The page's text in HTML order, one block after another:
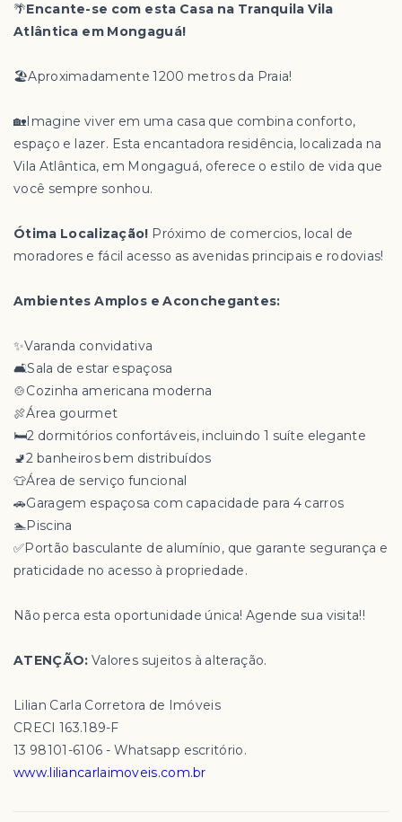
🌴Encante-se com esta Casa na Tranquila Vila
Atlântica em Mongaguá!
🏖️Aproximadamente 1200 metros da Praia!
🏡Imagine viver em uma casa que combina conforto,
espaço e lazer. Esta encantadora residência, localizada na
Vila Atlântica, em Mongaguá, oferece o estilo de vida que
você sempre sonhou.
Ótima Localização! Próximo de comercios, local de
moradores e fácil acesso as avenidas principais e rodovias!
Ambientes Amplos e Aconchegantes:
✨️Varanda convidativa
🛋️Sala de estar espaçosa
🍲Cozinha americana moderna
🍖Área gourmet
🛏️2 dormitórios confortáveis, incluindo 1 suíte elegante
🚽2 banheiros bem distribuídos
👕Área de serviço funcional
🚗Garagem espaçosa com capacidade para 4 carros
🏊Piscina
✅Portão basculante de alumínio, que garante segurança e
praticidade no acesso à propriedade.
Não perca esta oportunidade única! Agende sua visita!!
ATENÇÃO: Valores sujeitos à alteração.
Lilian Carla Corretora de Imóveis
CRECI 163.189-F
13 98101-6106 - Whatsapp escritório.
www.liliancarlaimoveis.com.br